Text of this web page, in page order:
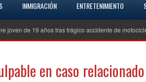
INMIGRACIÓN ENTRETENIMIENTO
19 años tras trágico accidente de motocicleta en
en caso